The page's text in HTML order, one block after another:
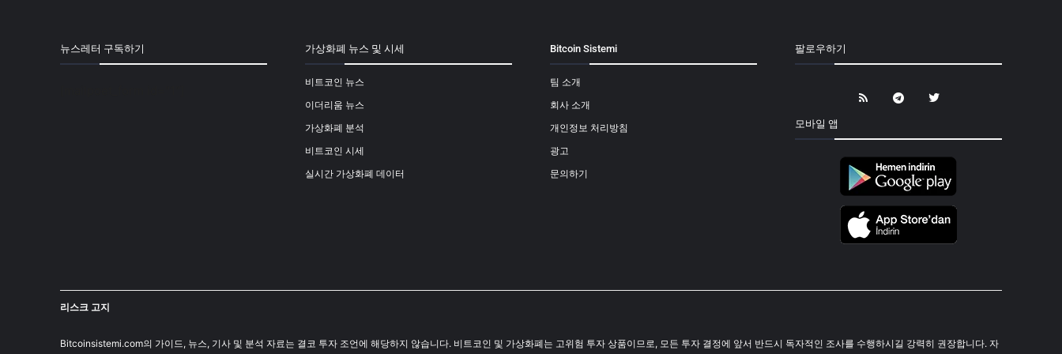
뉴스레터 구독하기 가상화폐 뉴스 및 시세
비트코인 뉴스
이더리움 뉴스
가상화폐 분석
비트코인 시세
실시간 가상화폐 데이터
Bitcoin Sistemi
팀 소개
회사 소개
개인정보 처리방침
광고
문의하기
팔로우하기
모바일 앱
리스크 고지
Bitcoinsistemi.com의 가이드, 뉴스, 기사 및 분석 자료는 결코 투자 조언에 해당하지 않습니다. 비트코인 및 가상화폐는 고위험 투자 상품이므로, 모든 투자 결정에 앞서 반드시 독자적인 조사를 수행하시길 강력히 권장합니다. 자